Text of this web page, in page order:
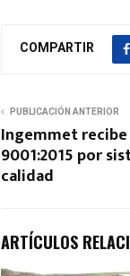
COMPARTIR
PUBLICACIÓN ANTERIOR
Ingemmet
9001:2015 por
calidad
ARTÍCULOS